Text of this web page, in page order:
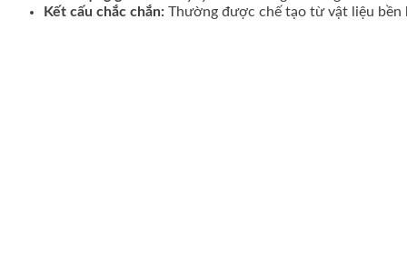
Kết cấu chắc chắn: Thường được chế tạo từ vật liệu